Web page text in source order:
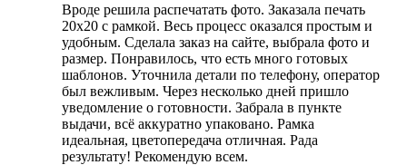
Вроде решила распечатать фото. Заказала печать
20х20 с рамкой. Весь процесс оказался простым и
удобным. Сделала заказ на сайте, выбрала фото и
размер. Понравилось, что есть много готовых
шаблонов. Уточнила детали по телефону, оператор
был вежливым. Через несколько дней пришло
уведомление о готовности. Забрала в пункте
выдачи, всё аккуратно упаковано. Рамка
идеальная, цветопередача отличная. Рада
результату! Рекомендую всем.